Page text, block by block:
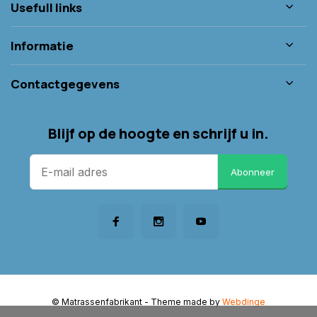
Usefull links
Informatie
Contactgegevens
Blijf op de hoogte en schrijf u in.
Abonneer
© Matrassenfabrikant - Theme made by Webdinge